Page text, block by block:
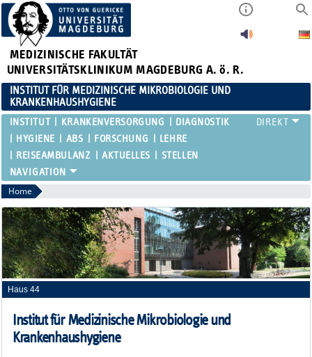
MEDIZINISCHE FAKULTÄT
UNIVERSITÄTSKLINIKUM MAGDEBURG A. ö. R.
INSTITUT FÜR MEDIZINISCHE MIKROBIOLOGIE UND
KRANKENHAUSHYGIENE
INSTITUT KRANKENVERSORGUNG
DIAGNOSTIK
HYGIENE
ABS FORSCHUNG
LEHRE
REISEAMBULANZ
AKTUELLES STELLEN
Home
Haus 44
Institut für Medizinische Mikrobiologie und
Krankenhaushygiene